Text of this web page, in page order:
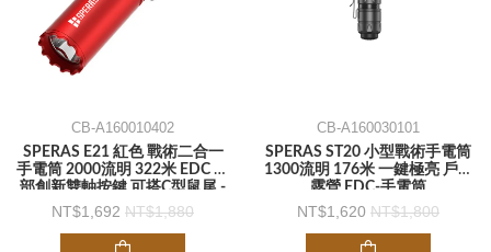
CB-A160010402
SPERAS E21 紅色 戰術二合一
手電筒 2000流明 322米 EDC 尾
部創新雙軸按鍵 可搭C型鼠尾 -
手電筒
1,692 1,880
CB-A160030101
SPERAS ST20 小型戰術手電筒
1300流明 176米 一鍵極亮 戶外
露營 EDC-手電筒
1,620 1,800